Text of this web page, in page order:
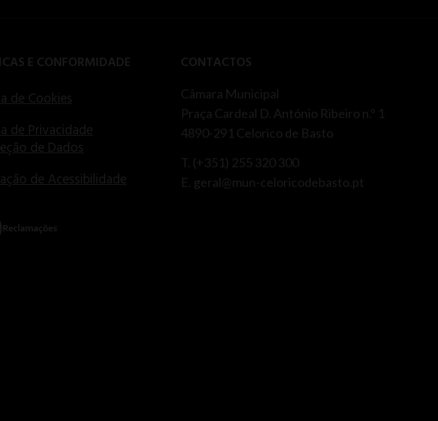
E CONFORMIDADE
de Cookies
de Privacidade
de Dados
de Acessibilidade
CONTACTOS
Câmara Municipal
Praça Cardeal D. António Ribeiro n.º 1
4890-291 Celorico de Basto
T. (+351) 255 320 300
E. geral@mun-celoricodebasto.pt